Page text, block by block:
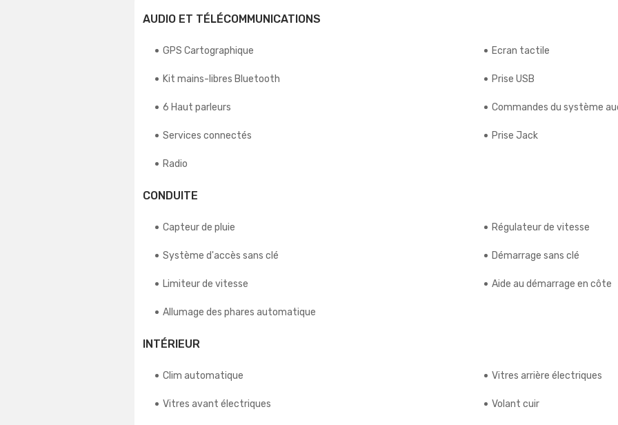
AUDIO ET TÉLÉCOMMUNICATIONS
GPS Cartographique Ecran tactile
Kit mains-libres Bluetooth Prise USB
6 Haut parleurs Commandes du système
Services connectés Prise Jack
Radio
CONDUITE
Capteur de pluie Régulateur de vitesse
Système d'accès sans clé Démarrage sans clé
Limiteur de vitesse Aide au démarrage en côte
Allumage des phares automatique
INTÉRIEUR
Clim automatique Vitres arrière électriques
Vitres avant électriques Volant cuir